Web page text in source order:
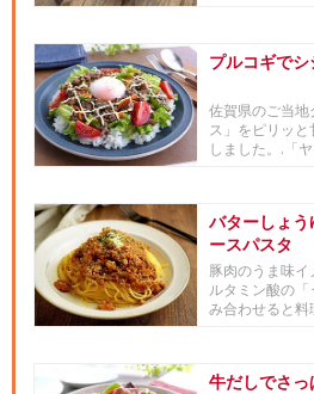
プルコギで
佐賀県のご当地
ス」をピリッ
しました。.「
バターしょ
ースパスタ
豚肉のうま味
ルタミン酸の
み合わせると
牛だしでさ